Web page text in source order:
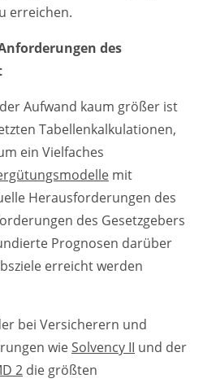
erreichen.
des
Aufwand kaum größer ist
Tabellenkalkulationen,
ein Vielfaches
mit
Herausforderungen des
des Gesetzgebers
Prognosen darüber
erreicht werden
bei Versicherern und
wieSolvency II und der
2 die größten